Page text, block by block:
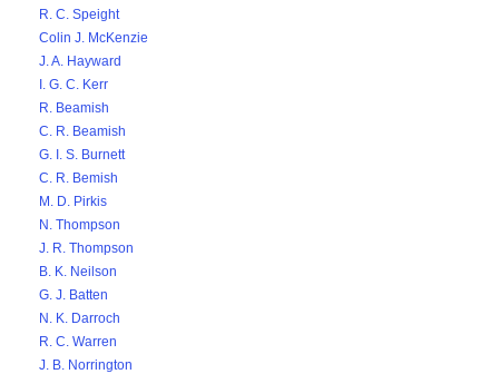
R. C. Speight
Colin J. McKenzie
J. A. Hayward
I. G. C. Kerr
R. Beamish
C. R. Beamish
G. I. S. Burnett
C. R. Bemish
M. D. Pirkis
N. Thompson
J. R. Thompson
B. K. Neilson
G. J. Batten
N. K. Darroch
R. C. Warren
J. B. Norrington